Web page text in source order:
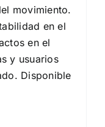
movimiento.
en el
en el
y usuarios
Disponible